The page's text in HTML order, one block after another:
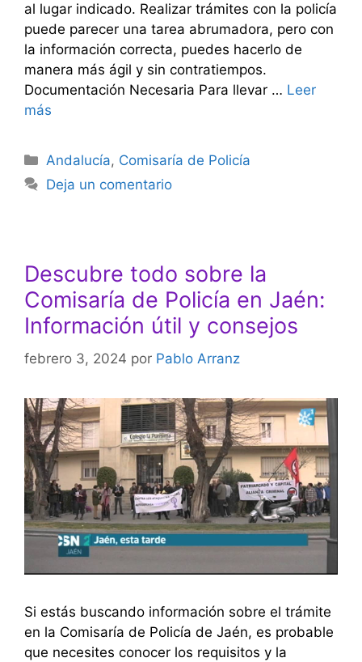
al lugar indicado. Realizar trámites con la policía
puede parecer una tarea abrumadora, pero con
la información correcta, puedes hacerlo de
manera más ágil y sin contratiempos.
Documentación Necesaria Para llevar … Leer
más
Categorías
Andalucía, Comisaría de Policía
Deja un comentario
Descubre todo sobre la
Comisaría de Policía en Jaén:
Información útil y consejos
febrero 3, 2024 por Pablo Arranz
Si estás buscando información sobre el trámite
en la Comisaría de Policía de Jaén, es probable
que necesites conocer los requisitos y la